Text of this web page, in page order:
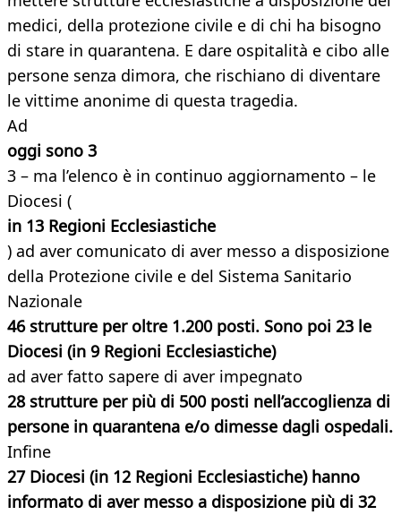
medici, della protezione civile e di chi ha bisogno
di stare in quarantena. E dare ospitalità e cibo alle
persone senza dimora, che rischiano di diventare
le vittime anonime di questa tragedia.
Ad
oggi sono 3
3 – ma l’elenco è in continuo aggiornamento – le
Diocesi (
in 13 Regioni Ecclesiastiche
) ad aver comunicato di aver messo a disposizione
della Protezione civile e del Sistema Sanitario
Nazionale
46 strutture per oltre 1.200 posti. Sono poi 23 le
Diocesi (in 9 Regioni Ecclesiastiche)
ad aver fatto sapere di aver impegnato
28 strutture per più di 500 posti nell’accoglienza di
persone in quarantena e/o dimesse dagli ospedali.
Infine
27 Diocesi (in 12 Regioni Ecclesiastiche) hanno
informato di aver messo a disposizione più di 32